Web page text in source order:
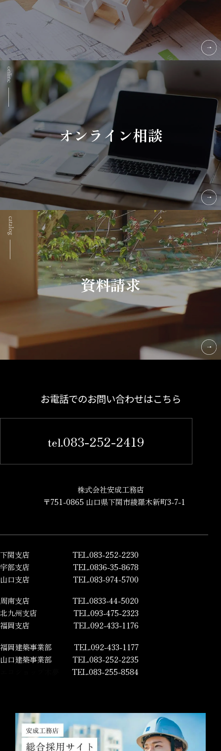
オンライン相談
資料請求
お電話でのお問い合わせはこちら
tel.083-252-2419
株式会社安成工務店
〒751-0865 山口県下関市綾羅木新町3-7-1
下関支店
TEL.083-252-2230
宇部支店
TEL.0836-35-8678
山口支店
TEL.083-974-5700
周南支店
TEL.0833-44-5020
北九州支店
TEL.093-475-2323
福岡支店
TEL.092-433-1176
福岡建築事業部
TEL.092-433-1177
山口建築事業部
TEL.083-252-2235
TEL.083-255-8584